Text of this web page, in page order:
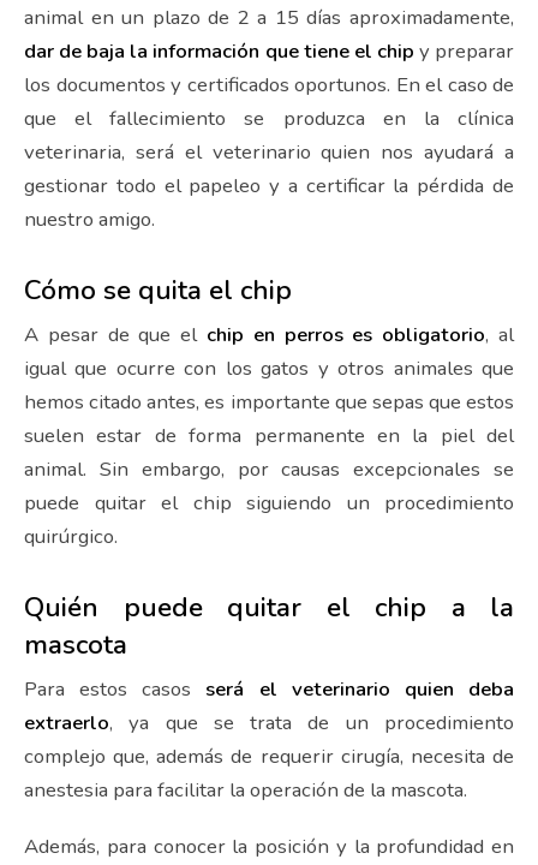
animal en un plazo de 2 a 15 días aproximadamente,
dar de baja la información que tiene el chip y preparar
los documentos y certificados oportunos. En el caso de
que el fallecimiento se produzca en la clínica
veterinaria, será el veterinario quien nos ayudará a
gestionar todo el papeleo y a certificar la pérdida de
nuestro amigo.
Cómo se quita el chip
A pesar de que el chip en perros es obligatorio, al
igual que ocurre con los gatos y otros animales que
hemos citado antes, es importante que sepas que estos
suelen estar de forma permanente en la piel del
animal. Sin embargo, por causas excepcionales se
puede quitar el chip siguiendo un procedimiento
quirúrgico.
Quién puede quitar el chip a la
mascota
Para estos casos será el veterinario quien deba
extraerlo, ya que se trata de un procedimiento
complejo que, además de requerir cirugía, necesita de
anestesia para facilitar la operación de la mascota.
Además, para conocer la posición y la profundidad en